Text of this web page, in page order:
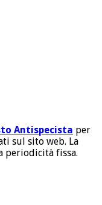
Antispecista per
sul sito web. La
periodicità fissa.